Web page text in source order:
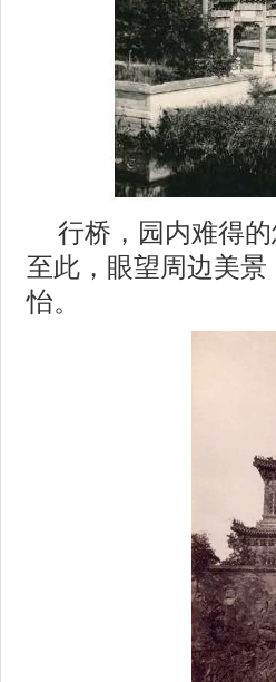
行桥，园内难得
至此，眼望周边美
怡。